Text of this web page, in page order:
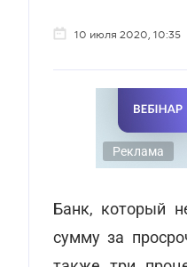
10 июля 2020, 10:35
Реклама
Банк, который
сумму за